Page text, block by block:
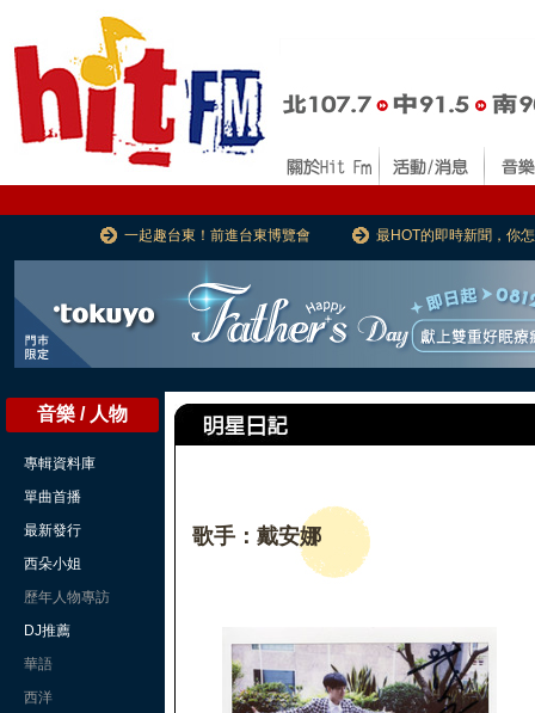
一起趣台東！前進台東博覽會 最HOT的即時新聞，你
音樂 / 人物
專輯資料庫
單曲首播
最新發行
西朵小姐
歷年人物專訪
DJ推薦
華語
西洋
歌手：戴安娜